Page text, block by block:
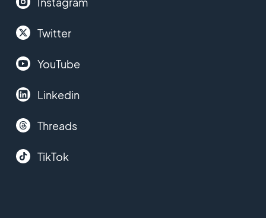
Twitter
YouTube
Linkedin
Threads
TikTok